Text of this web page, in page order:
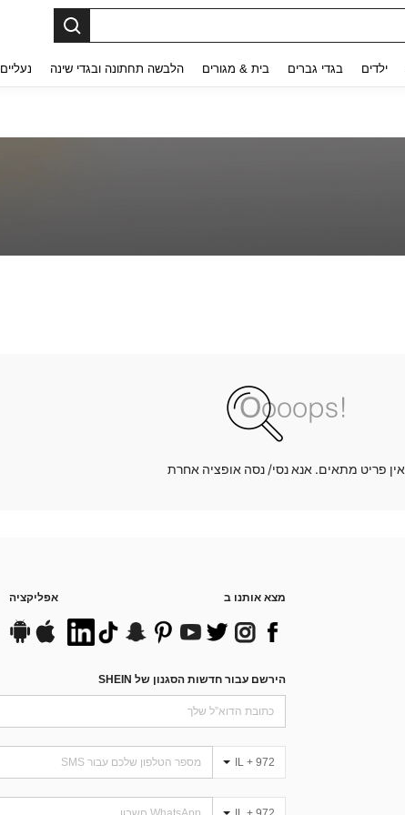
ילדים בגדי גברים בית & מגורים הלבשה תחתונה ובגדי שינה נעליים
אין פריט מתאים. אנא נסי/ נסה אופציה אחרת
מצא אותנו ב אפליקציה
הירשם עבור חדשות הסגנון של SHEIN
IL + 972